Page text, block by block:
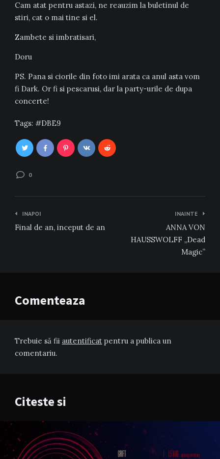
Cam atat pentru astazi, ne reauzim la buletinul de
stiri, cat o mai tine si el.
Zambete si imbratisari,
Doru
PS. Pana si ciorile din foto imi arata ca anul asta vom
fi Dark. Or fi si pescarusi, dar la party-urile de dupa
concerte!
Tags: DBE9
0
Navigare
în
INAPOI
Final de an, inceput de an
INAINTE
ANNA VON
HAUSSWOLFF „Dead
Magic”
Comenteaza
Trebuie să fii autentificat pentru a publica un
comentariu.
Citeste si